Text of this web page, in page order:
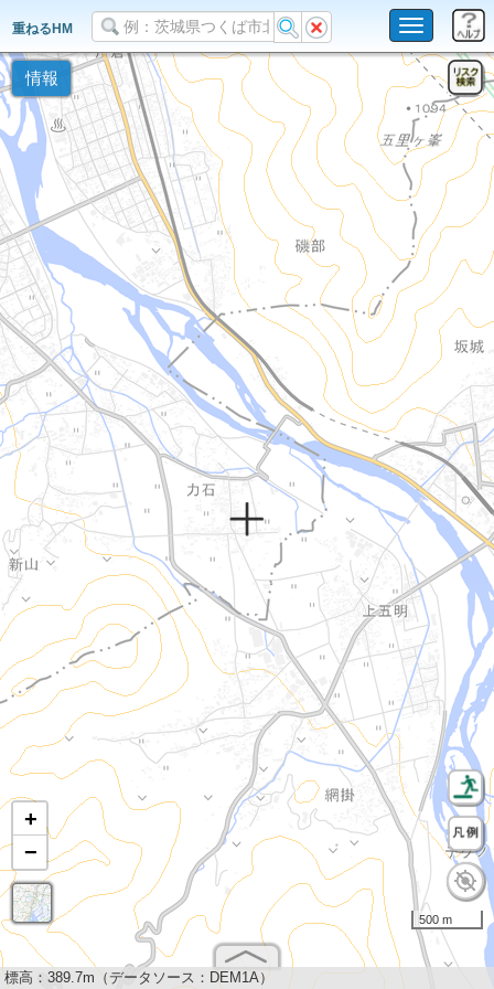
Toggle
navigation
重ねるHM
情報
+
−
500 m
標高： 389.7m（データソース：DEM1A）